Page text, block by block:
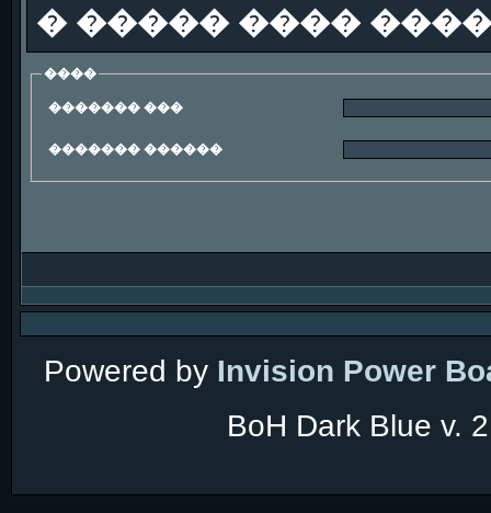
� ����� ����
����
������� ���
������� ������
Powered by Invision Power
BoH Dark Blue v.